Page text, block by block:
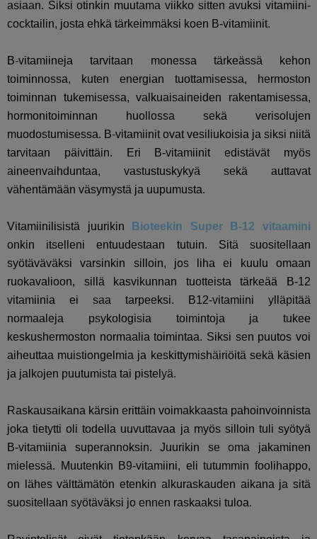
asiaan. Siksi otinkin muutama viikko sitten avuksi vitamiini-
cocktailin, josta ehkä tärkeimmäksi koen B-vitamiinit.
B-vitamiineja tarvitaan monessa tärkeässä kehon
toiminnossa, kuten energian tuottamisessa, hermoston
toiminnan tukemisessa, valkuaisaineiden rakentamisessa,
hormonitoiminnan huollossa sekä verisolujen
muodostumisessa. B-vitamiinit ovat vesiliukoisia ja siksi niitä
tarvitaan päivittäin. Eri B-vitamiinit edistävät myös
aineenvaihduntaa, vastustuskykyä sekä auttavat
vähentämään väsymystä ja uupumusta.
Vitamiinilisistä juurikin
Bioteekin Super B-12 vitaamini
onkin itselleni entuudestaan tutuin. Sitä suositellaan
syötäväväksi varsinkin silloin, jos liha ei kuulu omaan
ruokavalioon, sillä kasvikunnan tuotteista tärkeää B-12
vitamiinia ei saa tarpeeksi. B12-vitamiini ylläpitää
normaaleja psykologisia toimintoja ja tukee
keskushermoston normaalia toimintaa. Siksi sen puutos voi
aiheuttaa muistiongelmia ja keskittymishäiriöitä sekä käsien
ja jalkojen puutumista tai pistelyä.
Raskausaikana kärsin erittäin voimakkaasta pahoinvoinnista
joka tietytti oli todella uuvuttavaa ja myös silloin tuli syötyä
B-vitamiinia superannoksin. Juurikin se oma jakaminen
mielessä. Muutenkin B9-vitamiini, eli tutummin foolihappo,
on lähes välttämätön etenkin alkuraskauden aikana ja sitä
suositellaan syötäväksi jo ennen raskaaksi tuloa.